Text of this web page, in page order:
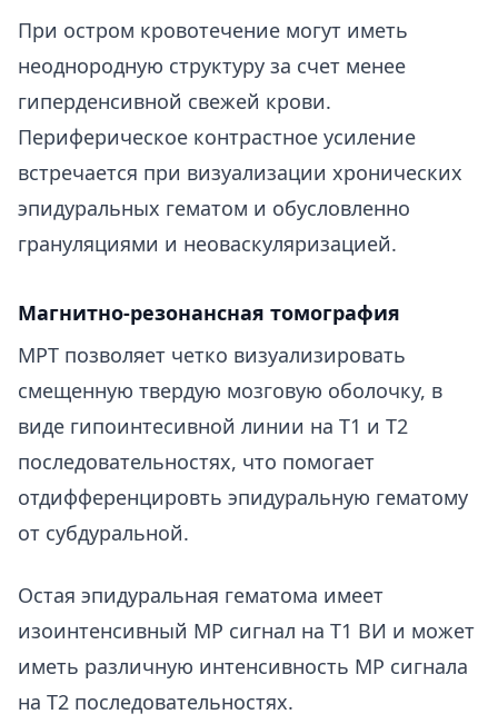
При остром кровотечение могут иметь
неоднородную структуру за счет менее
гиперденсивной свежей крови.
Периферическое контрастное усиление
встречается при визуализации хронических
эпидуральных гематом и обусловленно
грануляциями и неоваскуляризацией.
Магнитно-резонансная томография
МРТ позволяет четко визуализировать
смещенную твердую мозговую оболочку, в
виде гипоинтесивной линии на Т1 и Т2
последовательностях, что помогает
отдифференцировть эпидуральную гематому
от субдуральной.
Остая эпидуральная гематома имеет
изоинтенсивный МР сигнал на Т1 ВИ и может
иметь различную интенсивность МР сигнала
на Т2 последовательностях.